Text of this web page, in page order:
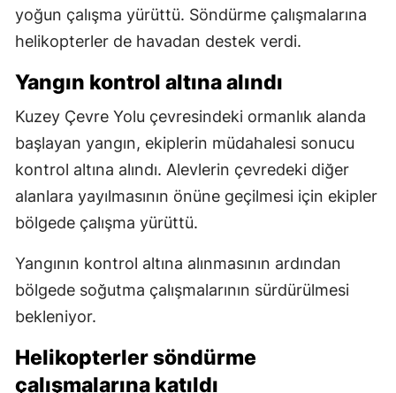
yoğun çalışma yürüttü. Söndürme çalışmalarına
helikopterler de havadan destek verdi.
Yangın kontrol altına alındı
Kuzey Çevre Yolu çevresindeki ormanlık alanda
başlayan yangın, ekiplerin müdahalesi sonucu
kontrol altına alındı. Alevlerin çevredeki diğer
alanlara yayılmasının önüne geçilmesi için ekipler
bölgede çalışma yürüttü.
Yangının kontrol altına alınmasının ardından
bölgede soğutma çalışmalarının sürdürülmesi
bekleniyor.
Helikopterler söndürme
çalışmalarına katıldı